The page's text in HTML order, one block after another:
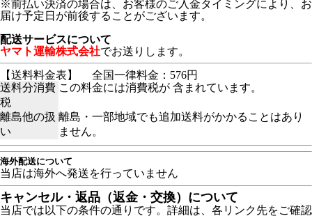
※前払い決済の場合は、お客様のご入金タイミングにより、お
届け予定日が前後することがございます。
配送サービスについて
ヤマト運輸株式会社でお送りします。
【送料料金表】
全国一律料金：576円
送料分消費
税
この料金には消費税が 含まれています。
離島他の扱
い
離島・一部地域でも追加送料がかかることはあり
ません。
海外配送について
当店は海外へ発送を行っていません
キャンセル・返品（返金・交換）について
当店では以下の条件の通りです。詳細は、各リンク先をご確認